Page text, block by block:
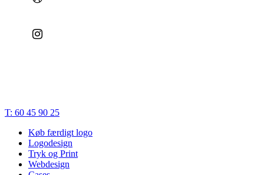
Close
T: 60 45 90 25
Køb færdigt logo
Logodesign
Tryk og Print
Webdesign